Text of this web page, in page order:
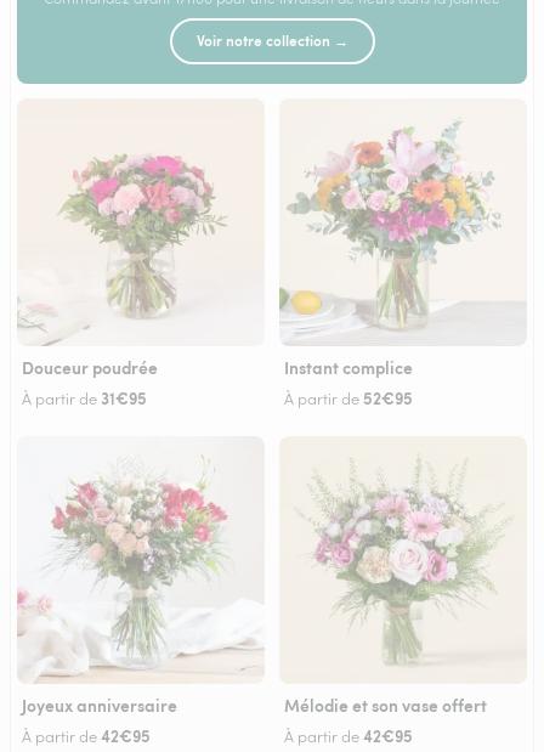
Voir notre collection →
Douceur poudrée
À partir de 31€95
Instant complice
À partir de 52€95
Joyeux anniversaire
À partir de42€95
Mélodie et son vase offert
À partir de42€95